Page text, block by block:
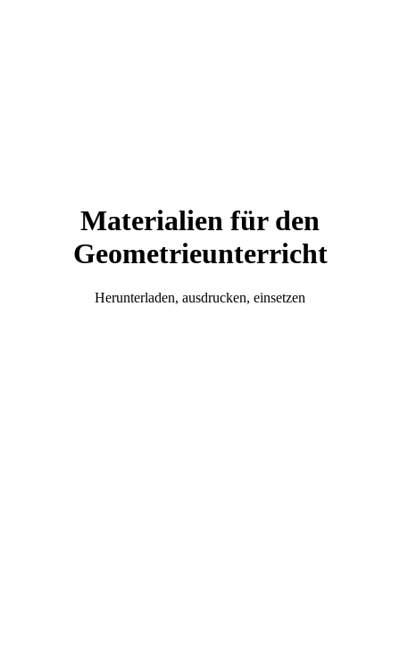
Materialien für den
Geometrieunterricht
Herunterladen, ausdrucken, einsetzen